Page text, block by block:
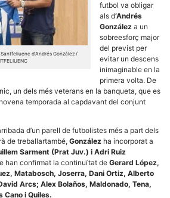
d’Andrés González /
futbol va obligar
als d‘Andrés
González a un
sobreesforç major
del previst per
evitar un descens
inimaginable en la
primera volta. De
un dels més veterans en la banqueta, que es
temporada al capdavant del conjunt
d’un parell de futbolistes més a part dels
de treballartambé, González ha incorporat a
Sarment (Prat Juv.) i Adri Ruiz
han confirmat la continuïtat de Gerard López,
Matabosch, Joserra, Dani Ortiz, Alberto
Arcs; Alex Bolaños, Maldonado, Tena,
Cano i Quiles.
Necessàries
opcionals,
són
necessàries
tècnic de la
web.
Estadístiques
Recopilem